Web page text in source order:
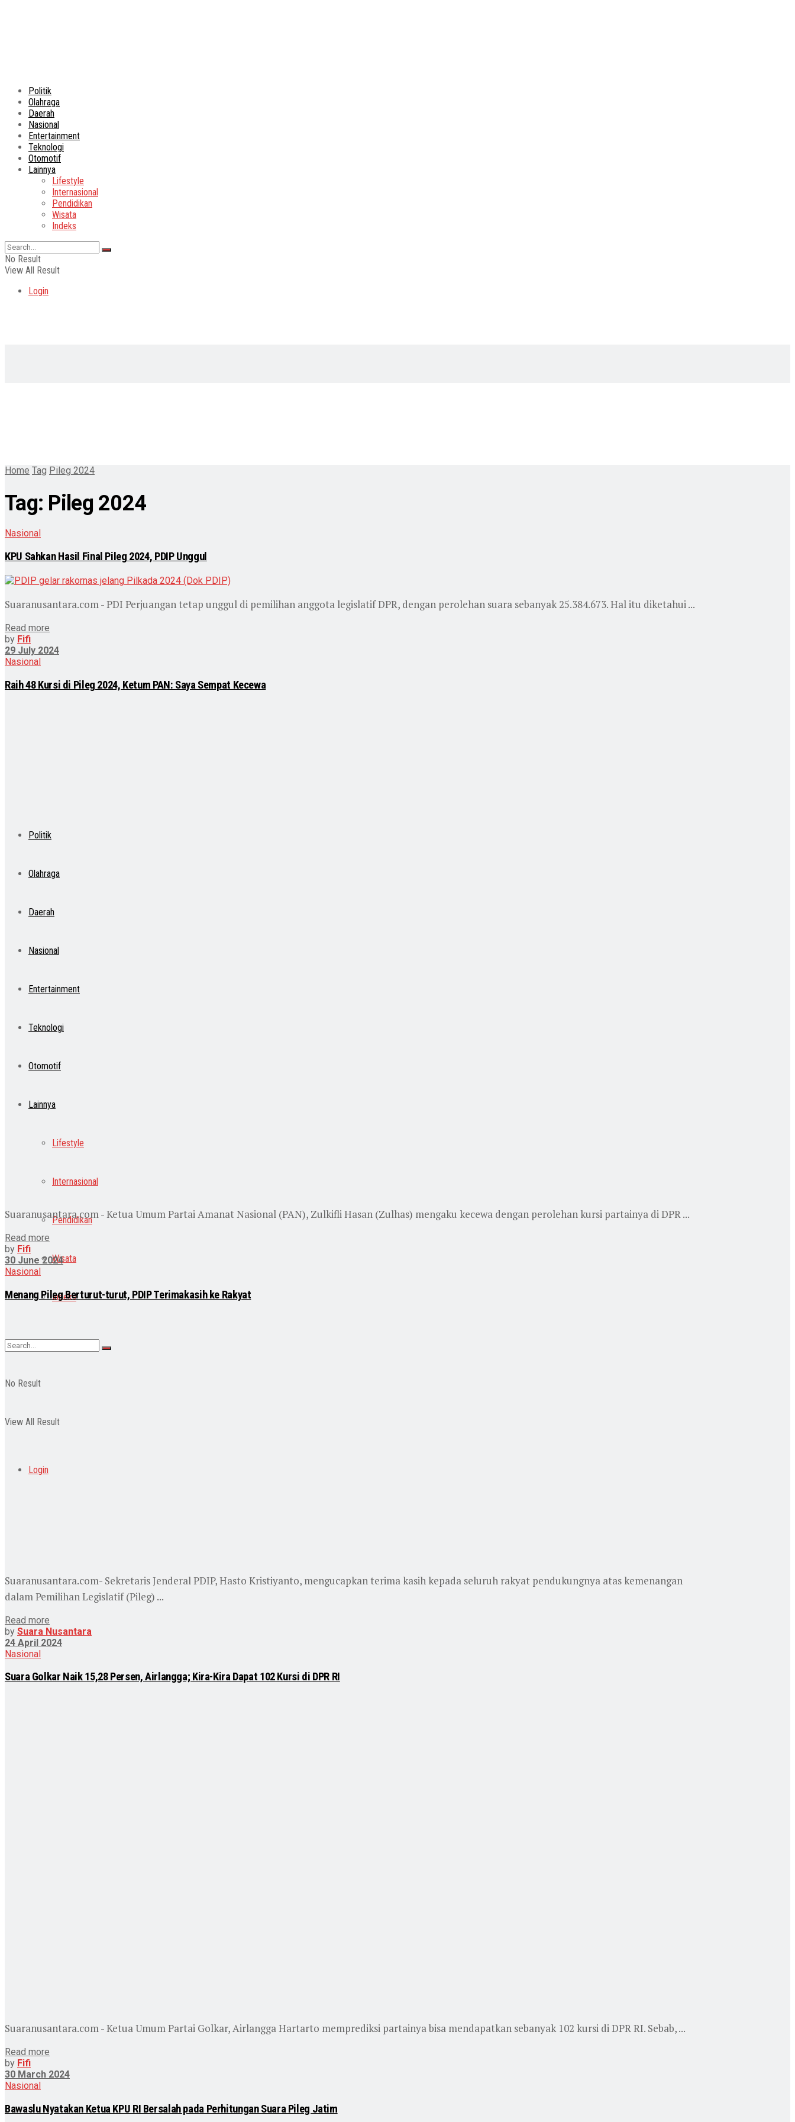
Politik
Olahraga
Daerah
Nasional
Entertainment
Teknologi
Otomotif
Lainnya
Lifestyle
Internasional
Pendidikan
Wisata
Indeks
No Result
View All Result
Login
Politik
Olahraga
Daerah
Nasional
Entertainment
Teknologi
Otomotif
Lainnya
Lifestyle
Internasional
Pendidikan
Wisata
Indeks
No Result
View All Result
Login
Home Tag Pileg 2024
Tag: Pileg 2024
Nasional
KPU Sahkan Hasil Final Pileg 2024, PDIP Unggul
Suaranusantara.com - PDI Perjuangan tetap unggul di pemilihan anggota legislatif DPR, dengan perolehan suara sebanyak 25.384.673. Hal itu diketahui ...
Read more
by Fifi
29 July 2024
Nasional
Raih 48 Kursi di Pileg 2024, Ketum PAN: Saya Sempat Kecewa
Suaranusantara.com - Ketua Umum Partai Amanat Nasional (PAN), Zulkifli Hasan (Zulhas) mengaku kecewa dengan perolehan kursi partainya di DPR ...
Read more
by Fifi
30 June 2024
Nasional
Menang Pileg Berturut-turut, PDIP Terimakasih ke Rakyat
Suaranusantara.com- Sekretaris Jenderal PDIP, Hasto Kristiyanto, mengucapkan terima kasih kepada seluruh rakyat pendukungnya atas kemenangan
dalam Pemilihan Legislatif (Pileg) ...
Read more
by Suara Nusantara
24 April 2024
Nasional
Suara Golkar Naik 15,28 Persen, Airlangga; Kira-Kira Dapat 102 Kursi di DPR RI
Suaranusantara.com - Ketua Umum Partai Golkar, Airlangga Hartarto memprediksi partainya bisa mendapatkan sebanyak 102 kursi di DPR RI. Sebab, ...
Read more
by Fifi
30 March 2024
Nasional
Bawaslu Nyatakan Ketua KPU RI Bersalah pada Perhitungan Suara Pileg Jatim